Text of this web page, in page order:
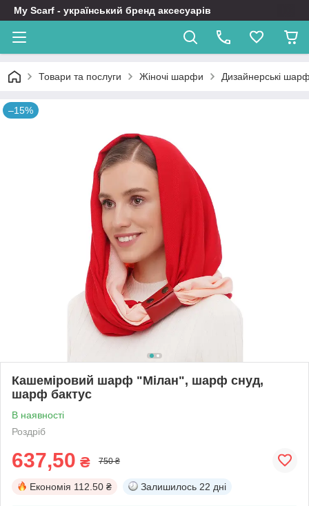
My Scarf - український бренд аксесуарів
Товари та послуги Жіночі шарфи Дизайнерські
–15%
Кашеміровий шарф "Мілан", шарф снуд,
шарф бактус
В наявності
Роздріб
637,50 ₴ 750 ₴
Економія 112.50 ₴ Залишилось 22 дні